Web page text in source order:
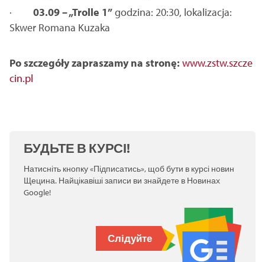
· 03.09 – „Trolle 1”godzina: 20:30, lokalizacja:
Skwer Romana Kuzaka
Po szczegóły zapraszamy na stronę: www.zstw.szcze
cin.pl
БУДЬТЕ В КУРСІ!
Натисніть кнопку «Підписатись», щоб бути в курсі новин
Щецина. Найцікавіші записи ви знайдете в Новинах
Google!
Слідуйте